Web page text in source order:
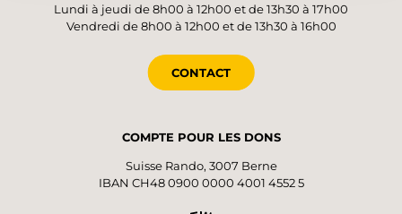
Lundi à jeudi de 8h00 à 12h00 et de 13h30 à 17h00
Vendredi de 8h00 à 12h00 et de 13h30 à 16h00
CONTACT
COMPTE POUR LES DONS
Suisse Rando, 3007 Berne
IBAN CH48 0900 0000 4001 4552 5